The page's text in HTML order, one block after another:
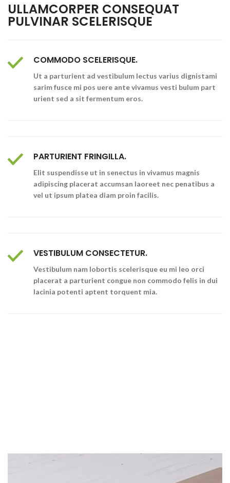
ULLAMCORPER CONSEQUAT
PULVINAR SCELERISQUE
COMMODO SCELERISQUE.
Ut a parturient ad vestibulum lectus varius dignistami
sarim fusce mi pos uere ante vivamus vesti bulum part
urient sed a sit fermentum eros.
PARTURIENT FRINGILLA.
Elit suspendisse ut in senectus in vivamus magnis
adipiscing placerat accumsan laoreet nec penatibus a
vel ut ipsum platea diam proin facilis.
VESTIBULUM CONSECTETUR.
Vestibulum nam lobortis scelerisque eu mi leo orci
placerat a parturient congue non commodo felis in dui
lacinia potenti aptent torquent mia.